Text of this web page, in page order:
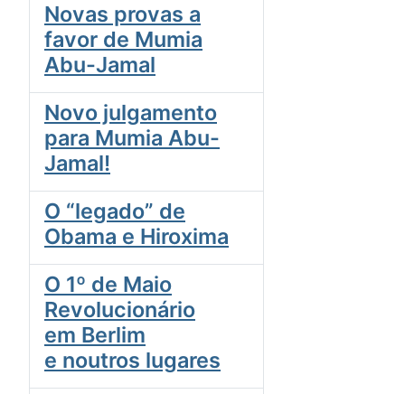
Novas provas a
favor de Mumia
Abu-Jamal
Novo julgamento
para Mumia Abu-
Jamal!
O “legado” de
Obama e Hiroxima
O 1º de Maio
Revolucionário
em Berlim
e noutros lugares